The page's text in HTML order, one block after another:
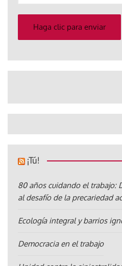
electrónico
Haga clic para enviar
¡Tú!
80 años cuidando el trabajo:
al desafío de la precariedad
Ecología integral y barrios
Democracia en el trabajo